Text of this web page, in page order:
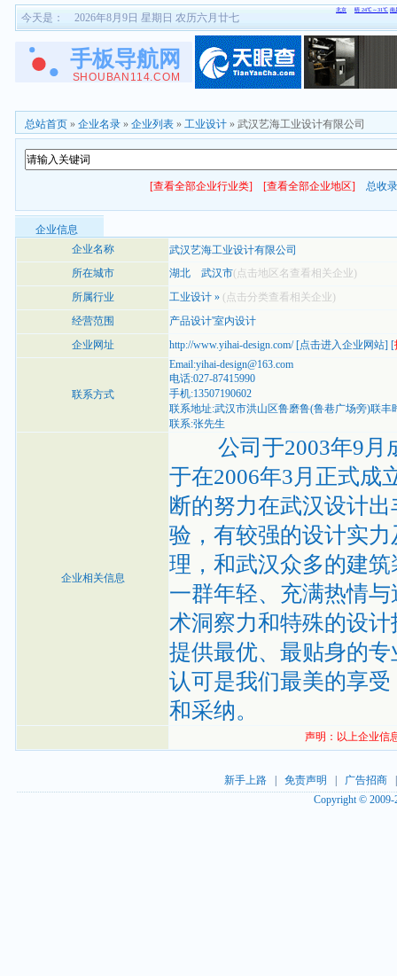
今天是： 2026年8月9日 星期日 农历六月廿七
总站首页 » 企业名录 » 企业列表 » 工业设计 » 武汉艺海工业设计有限公司
[查看全部企业行业类] [查看全部企业地区] 总收
企业信息
企业名称
武汉艺海工业设计有限公司
所在城市
湖北 武汉市(点击地区名查看相关企业)
所属行业
工业设计 » (点击分类查看相关企业)
经营范围
产品设计'室内设计
企业网址
http://www.yihai-design.com/[点击进入企业网站] [
联系方式
Email:yihai-design@163.com
电话:027-87415990
手机:13507190602
联系地址:武汉市洪山区鲁磨鲁(鲁巷广场旁)联丰
联系:张先生
企业相关信息
公司于2003年9月成
于在2006年3月正式成
断的努力在武汉设计
验，有较强的设计实
理，和武汉众多的建
一群年轻、充满热情
术洞察力和特殊的设
提供最优、最贴身的
认可是我们最美的享
和采纳。
声明：以上企业信
新手上路| 免责声明 广告招商
Copyright ©